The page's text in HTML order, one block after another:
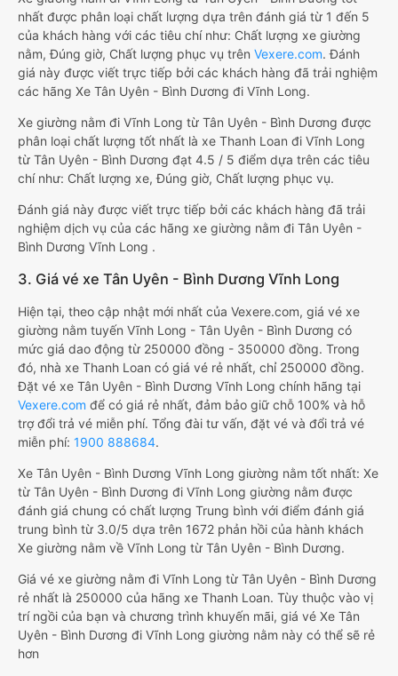
nhất được phân loại chất lượng dựa trên đánh giá từ 1 đến 5
của khách hàng với các tiêu chí như: Chất lượng xe giường
nằm, Đúng giờ, Chất lượng phục vụ trên Vexere.com. Đánh
giá này được viết trực tiếp bởi các khách hàng đã trải nghiệm
các hãng Xe Tân Uyên - Bình Dương đi Vĩnh Long.
Xe giường nằm đi Vĩnh Long từ Tân Uyên - Bình Dương được
phân loại chất lượng tốt nhất là xe Thanh Loan đi Vĩnh Long
từ Tân Uyên - Bình Dương đạt 4.5 / 5 điểm dựa trên các tiêu
chí như: Chất lượng xe, Đúng giờ, Chất lượng phục vụ.
Đánh giá này được viết trực tiếp bởi các khách hàng đã trải
nghiệm dịch vụ của các hãng xe giường nằm đi Tân Uyên -
Bình Dương Vĩnh Long .
3. Giá vé xe Tân Uyên - Bình Dương Vĩnh Long
Hiện tại, theo cập nhật mới nhất của Vexere.com, giá vé xe
giường nằm tuyến Vĩnh Long - Tân Uyên - Bình Dương có
mức giá dao động từ 250000 đồng - 350000 đồng. Trong
đó, nhà xe Thanh Loan có giá vé rẻ nhất, chỉ 250000 đồng.
Đặt vé xe Tân Uyên - Bình Dương Vĩnh Long chính hãng tại
Vexere.com để có giá rẻ nhất, đảm bảo giữ chỗ 100% và hỗ
trợ đổi trả vé miễn phí. Tổng đài tư vấn, đặt vé và đổi trả vé
miễn phí: 1900 888684.
Xe Tân Uyên - Bình Dương Vĩnh Long giường nằm tốt nhất: Xe
từ Tân Uyên - Bình Dương đi Vĩnh Long giường nằm được
đánh giá chung có chất lượng Trung bình với điểm đánh giá
trung bình từ 3.0/5 dựa trên 1672 phản hồi của hành khách
Xe giường nằm về Vĩnh Long từ Tân Uyên - Bình Dương.
Giá vé xe giường nằm đi Vĩnh Long từ Tân Uyên - Bình Dương
rẻ nhất là 250000 của hãng xe Thanh Loan. Tùy thuộc vào vị
trí ngồi của bạn và chương trình khuyến mãi, giá vé Xe Tân
Uyên - Bình Dương đi Vĩnh Long giường nằm này có thể sẽ rẻ
hơn